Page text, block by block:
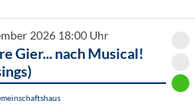
2026 18:00 Uhr
Gier... nach Musical!